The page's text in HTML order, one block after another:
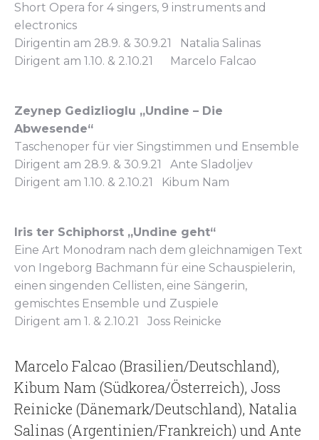
Short Opera for 4 singers, 9 instruments and
electronics
Dirigentin am 28.9. & 30.9.21 Natalia Salinas
Dirigent am 1.10. & 2.10.21 Marcelo Falcao
Zeynep Gedizlioglu „Undine – Die
Abwesende“
Taschenoper für vier Singstimmen und Ensemble
Dirigent am 28.9. & 30.9.21 Ante Sladoljev
Dirigent am 1.10. & 2.10.21 Kibum Nam
Iris ter Schiphorst „Undine geht“
Eine Art Monodram nach dem gleichnamigen Text
von Ingeborg Bachmann für eine Schauspielerin,
einen singenden Cellisten, eine Sängerin,
gemischtes Ensemble und Zuspiele
Dirigent am 1. & 2.10.21 Joss Reinicke
Marcelo Falcao (Brasilien/Deutschland),
Kibum Nam (Südkorea/Österreich), Joss
Reinicke (Dänemark/Deutschland), Natalia
Salinas (Argentinien/Frankreich) und Ante